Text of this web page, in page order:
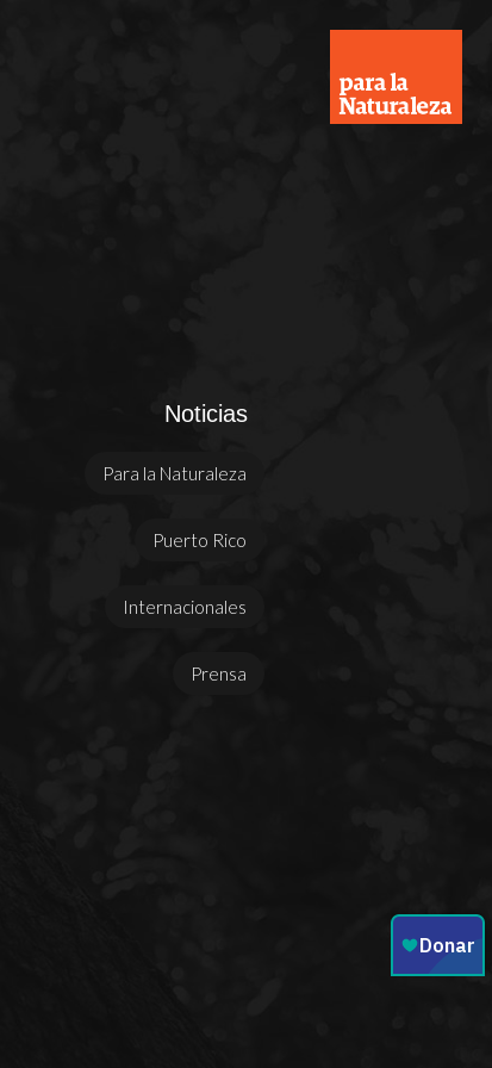
Noticias
Para la Naturaleza
Puerto Rico
Internacionales
Prensa